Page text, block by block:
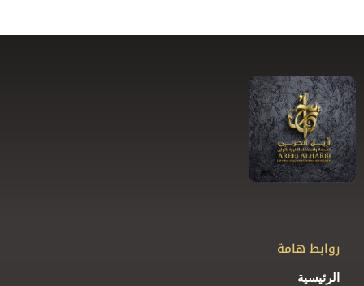
روابط هامة
الرئيسية